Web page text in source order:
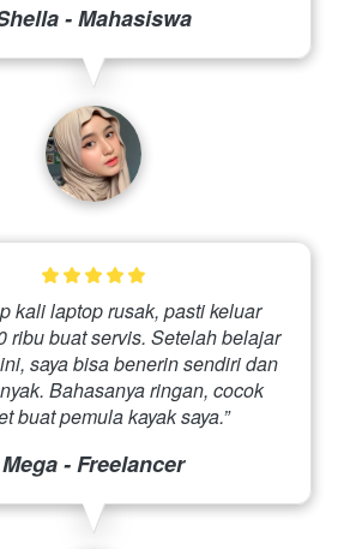
- Mahasiswa
ribu buat servis. Setelah belajar
saya bisa benerin sendiri dan
Bahasanya ringan, cocok
buat pemula kayak saya.”
Mega - Freelancer